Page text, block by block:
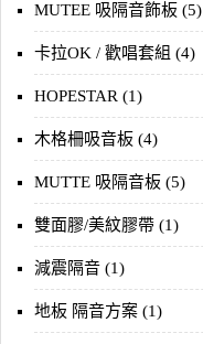
MUTEE 吸隔音飾板 (5)
卡拉OK / 歡唱套組 (4)
HOPESTAR (1)
木格柵吸音板 (4)
MUTTE 吸隔音板 (5)
雙面膠/美紋膠帶 (1)
減震隔音 (1)
地板 隔音方案 (1)